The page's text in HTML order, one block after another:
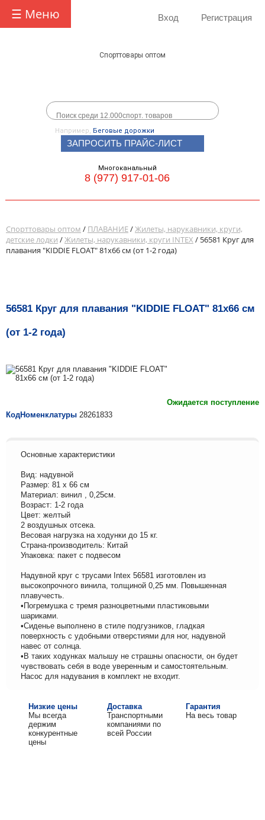
☰ Меню Вход Регистрация
Спорттовары оптом
Например, Беговые дорожки
ЗАПРОСИТЬ ПРАЙС-ЛИСТ
Многоканальный
8 (977) 917-01-06
Спорттовары оптом / ПЛАВАНИЕ/Жилеты, нарукавники, круги,
детские лодки /Жилеты, нарукавники, круги INTEX / 56581 Круг для
плавания "KIDDIE FLOAT" 81х66 см (от 1-2 года)
56581 Круг для плавания "KIDDIE FLOAT" 81х66 см
(от 1-2 года)
Ожидается поступление
КодНоменклатуры 28261833
Основные характеристики
Вид: надувной
Размер: 81 х 66 см
Материал: винил , 0,25см.
Возраст: 1-2 года
Цвет: желтый
2 воздушных отсека.
Весовая нагрузка на ходунки до 15 кг.
Страна-производитель: Китай
Упаковка: пакет с подвесом
Надувной круг с трусами Intex 56581 изготовлен из
высокопрочного винила, толщиной 0,25 мм. Повышенная
плавучесть.
•Погремушка с тремя разноцветными пластиковыми
шариками.
•Сиденье выполнено в стиле подгузников, гладкая
поверхность с удобными отверстиями для ног, надувной
навес от солнца.
•В таких ходунках малышу не страшны опасности, он будет
чувствовать себя в воде уверенным и самостоятельным.
Насос для надувания в комплект не входит.
Низкие цены
Мы всегда
держим
конкурентные
цены
Доставка
Транспортными
компаниями по
всей России
Гарантия
На весь товар